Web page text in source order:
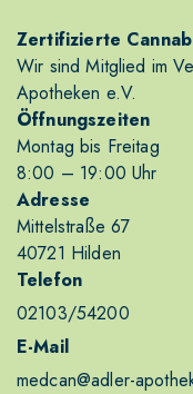
Zertifizierte
Wir sind Mitglied im
Apotheken e.V.
Öffnungszeiten
Montag bis Freitag
8:00 – 19:00 Uhr
Adresse
Mittelstraße 67
40721 Hilden
Telefon
02103/54200
E-Mail
medcan@adler-